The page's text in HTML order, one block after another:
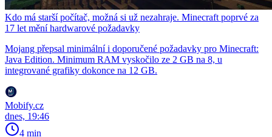
Kdo má starší počítač, možná si už nezahraje. Minecraft poprvé za
17 let mění hardwarové požadavky
Mojang přepsal minimální i doporučené požadavky pro Minecraft:
Java Edition. Minimum RAM vyskočilo ze 2 GB na 8, u
integrované grafiky dokonce na 12 GB.
Mobify.cz
dnes, 19:46
4 min